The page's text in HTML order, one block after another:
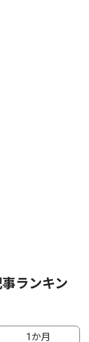
ランキン
1か月